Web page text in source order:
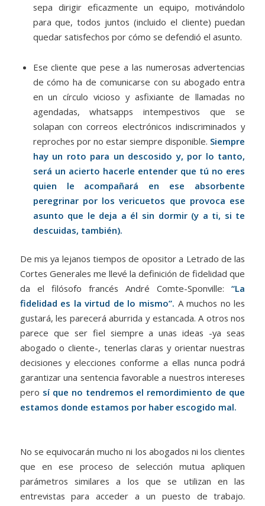
sepa dirigir eficazmente un equipo, motivándolo
para que, todos juntos (incluido el cliente) puedan
quedar satisfechos por cómo se defendió el asunto.
Ese cliente que pese a las numerosas advertencias
de cómo ha de comunicarse con su abogado entra
en un círculo vicioso y asfixiante de llamadas no
agendadas, whatsapps intempestivos que se
solapan con correos electrónicos indiscriminados y
reproches por no estar siempre disponible. Siempre
hay un roto para un descosido y, por lo tanto,
será un acierto hacerle entender que tú no eres
quien le acompañará en ese absorbente
peregrinar por los vericuetos que provoca ese
asunto que le deja a él sin dormir (y a ti, si te
descuidas, también).
De mis ya lejanos tiempos de opositor a Letrado de las
Cortes Generales me llevé la definición de fidelidad que
da el filósofo francés André Comte-Sponville:“La
fidelidad es la virtud de lo mismo”. A muchos no les
gustará, les parecerá aburrida y estancada. A otros nos
parece que ser fiel siempre a unas ideas -ya seas
abogado o cliente-, tenerlas claras y orientar nuestras
decisiones y elecciones conforme a ellas nunca podrá
garantizar una sentencia favorable a nuestros intereses
pero sí que no tendremos el remordimiento de que
estamos donde estamos por haber escogido mal.
No se equivocarán mucho ni los abogados ni los clientes
que en ese proceso de selección mutua apliquen
parámetros similares a los que se utilizan en las
entrevistas para acceder a un puesto de trabajo.